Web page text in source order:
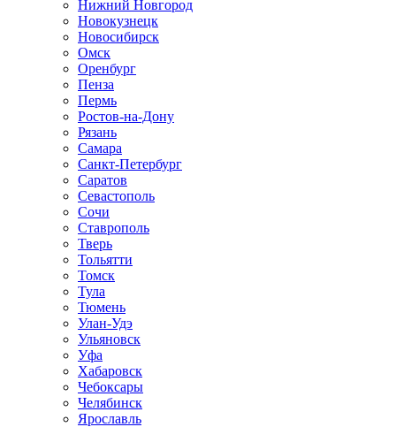
Нижний Новгород
Новокузнецк
Новосибирск
Омск
Оренбург
Пенза
Пермь
Ростов-на-Дону
Рязань
Самара
Санкт-Петербург
Саратов
Севастополь
Сочи
Ставрополь
Тверь
Тольятти
Томск
Тула
Тюмень
Улан-Удэ
Ульяновск
Уфа
Хабаровск
Чебоксары
Челябинск
Ярославль